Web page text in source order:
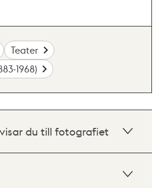
Teater
1968)
du till fotografiet